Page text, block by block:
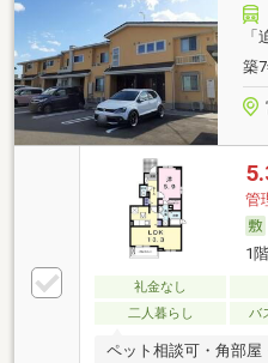
築
管
1
礼金なし
二人暮らし
バ
ペット相談可・角部屋